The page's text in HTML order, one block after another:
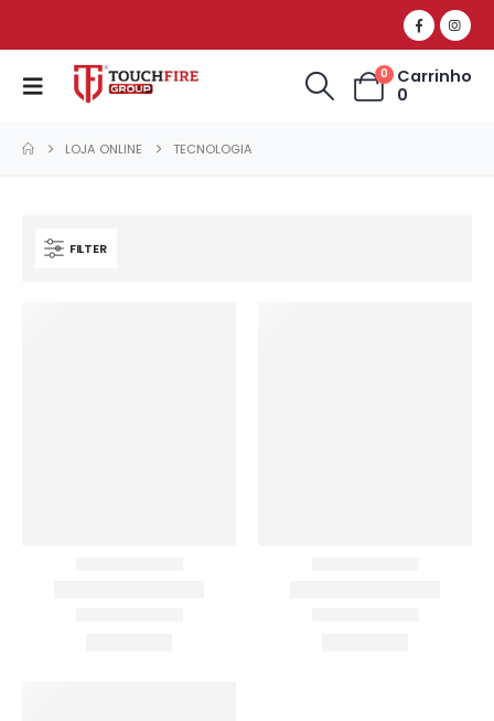
0
Carrinho
0
LOJA ONLINE TECNOLOGIA
FILTER